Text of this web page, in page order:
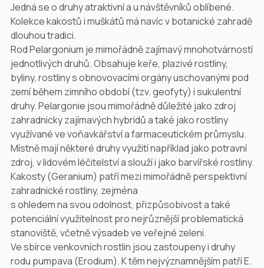
Jedná se o druhy atraktivní a u návštěvníků oblíbené.
Kolekce kakostů i muškátů má navíc v botanické zahradě
dlouhou tradici.
RodPelargonium je mimořádně zajímavý mnohotvárností
jednotlivých druhů. Obsahuje keře, plazivé rostliny,
byliny, rostliny s obnovovacími orgány uschovanými pod
zemí během zimního období (tzv. geofyty) i sukulentní
druhy. Pelargonie jsou mimořádně důležité jako zdroj
zahradnicky zajímavých hybridů a také jako rostliny
využívané ve voňavkářství a farmaceutickém průmyslu.
Místně mají některé druhy využití například jako potravní
zdroj, v lidovém léčitelství a slouží i jako barvířské rostliny.
Kakosty (Geranium) patří mezi mimořádně perspektivní
zahradnické rostliny, zejména
s ohledem na svou odolnost, přizpůsobivost a také
potenciální využitelnost pro nejrůznější problematická
stanoviště, včetně výsadeb ve veřejné zeleni.
Ve sbírce venkovních rostlin jsou zastoupeny i druhy
rodu pumpava (Erodium). K těm nejvýznamnějším patříE.